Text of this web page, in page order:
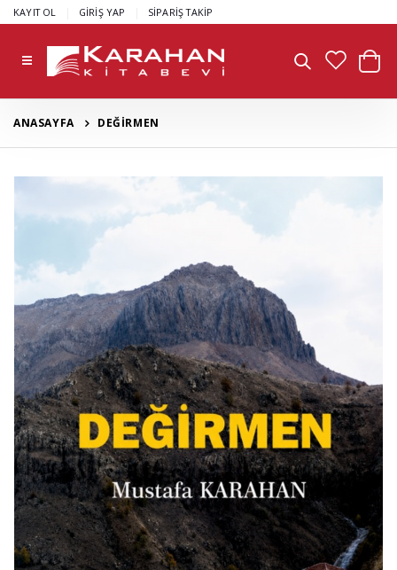
KAYIT OL GİRİŞ YAP SİPARİŞ TAKİP
ANASAYFA DEĞİRMEN